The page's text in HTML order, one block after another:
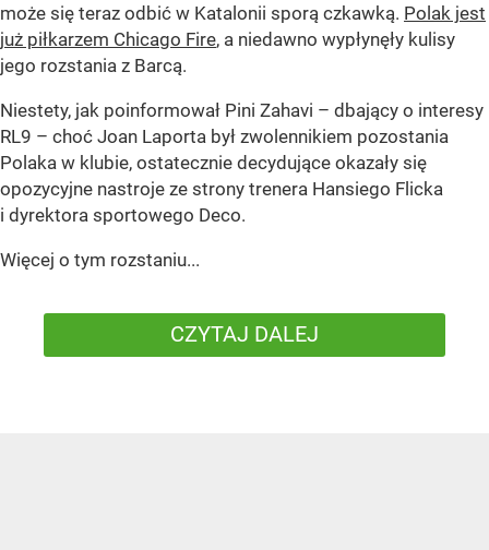
może się teraz odbić w Katalonii sporą czkawką. Polak jest
już piłkarzem Chicago Fire, a niedawno wypłynęły kulisy
jego rozstania z Barcą.
Niestety, jak poinformował Pini Zahavi – dbający o interesy
RL9 – choć Joan Laporta był zwolennikiem pozostania
Polaka w klubie, ostatecznie decydujące okazały się
opozycyjne nastroje ze strony trenera Hansiego Flicka
i dyrektora sportowego Deco.
Więcej o tym rozstaniu...
CZYTAJ DALEJ